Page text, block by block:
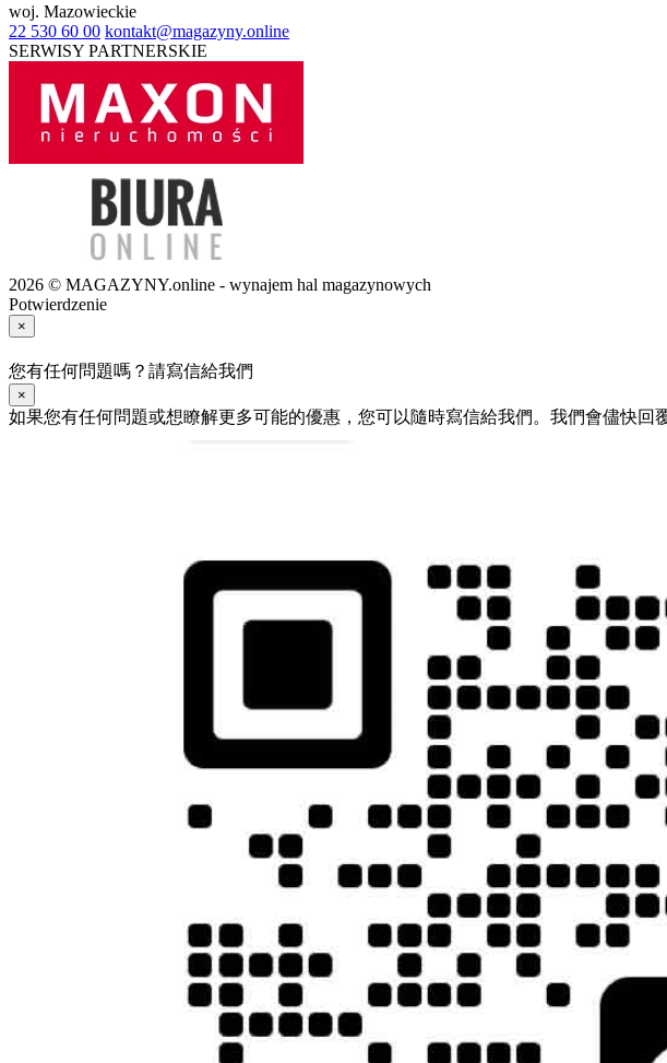
woj. Mazowieckie
22 530 60 00 kontakt@magazyny.online
SERWISY PARTNERSKIE
2026 © MAGAZYNY.online - wynajem hal magazynowych
Potwierdzenie
×
您有任何問題嗎？請寫信給我們
×
如果您有任何問題或想瞭解更多可能的優惠，您可以隨時寫信給我們。我們會儘快回覆